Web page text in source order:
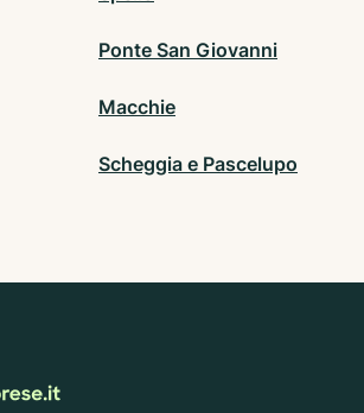
Ponte San Giovanni
Macchie
Scheggia e Pascelupo